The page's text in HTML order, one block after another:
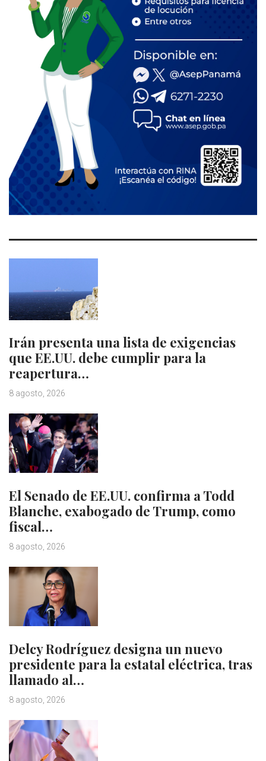
Irán presenta una lista de exigencias
que EE.UU. debe cumplir para la
reapertura…
8 agosto, 2026
El Senado de EE.UU. confirma a Todd
Blanche, exabogado de Trump, como
fiscal…
8 agosto, 2026
Delcy Rodríguez designa un nuevo
presidente para la estatal eléctrica, tras
llamado al…
8 agosto, 2026